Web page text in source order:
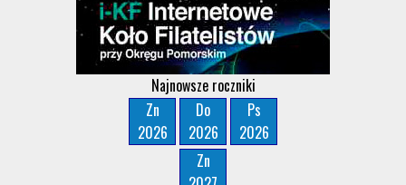
Najnowsze roczniki
Zn
2026
Do
2026
Ps
2026
Zn